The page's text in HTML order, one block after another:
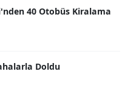
40 Otobüs Kiralama
Doldu